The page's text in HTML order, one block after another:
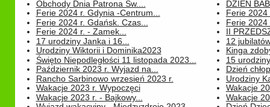
Obchody Dnia Patrona Św....
DZIEŃ
Ferie 2024 r. Gdynia -Centrum...
Ferie 2024 r. Gdańsk. Czas...
Ferie 2024
Ferie 2024
Ferie 2024 r. - Zamek...
17 urodziny Janka i 16...
II
12
Urodziny Wiktorii i Dominika2023
Święto Niepodległości 11 listopada 2023...
Kinga
15
Październik 2023 r. Wyjazd na...
Rancho Sarbinowo wrzesień 2023 r.
Dzień
Urodziny
Wakacje 2023 r. Wypoczęci
Wakacje 2023 r. - Bajkowy...
Wakacje
Wakacje